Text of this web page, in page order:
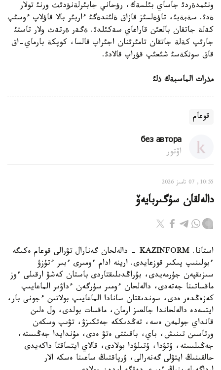
ونئمدةردئ جاساي بئلسةك، رؤحاني جابئرلةنؤدئث ورنئ تولار
ةدئ. سةبةبئ، تاؤةلسئز قازاق ةلئندةگئ ءاربئر بالا قاؤلاپ ءوسئپ
كةلة جاتقان بالعئن قاراعاي سةكئلدئ. ةگةر ةرتةث ولار تاستئ
جارئپ كةلة جاتقان تامئرئنان اجئراپ قالسا، كوپكة بارماي-اق
قاق سوثكةسئ شئعئپ قؤراپ قالادئ.
مذرات الماسبةك ذلئ
قوعام
без автора
اۆتور
10:55, 07 تامىز 2026
دالەلقان سۇگىربايەۆ
استانا. KAZINFORM - دالەلحان گەنارال تۋرالى قوعام ەكىگە
ءبولىنىپ پىكىر قوزعايدى. ارينە ادام ءومىرى ءبىر ءتۇزۋ
سىزىقپەن جۇرمەيدى، بۇراڭدىلىقتاردى باستان كەشۋ ارقىلى ءوز
ماقساتىنا جەتەدى، دالەلحان ءومىر سۇرگەن ءداۋىر الماعايىپ
كەزەڭدەر ەدى، سوندىقتان سانادا الماعايىپ بولاتىن ءجونى بار،
ايتسەدە دالەلحاندا جالعىز ارمان، ماقسات بولدى، ول ەلىن
قانداي جولمەن ەسە، تەڭدىككە جەتكىزۋ، تۋىپ وسكەن
ورتاسىن تىنىش، باي، باقىتتى ەتۋ ەدى، مۇندايدا جەڭىستە،
جەڭىلىستە، ۇتۋدا، ۇتىلۋدا بولادى، قالاي ايتساقتا داكەيدى
حالقىنىڭ ايتۋلى گەنەرالى، ۇرپاقتىڭ ساعىنا ەسكە الار